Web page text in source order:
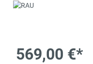
569,00 €*